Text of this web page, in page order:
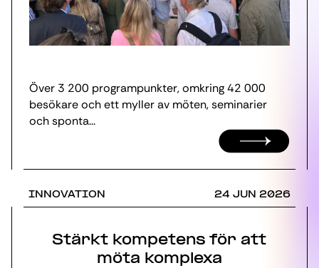
Över 3 200 programpunkter, omkring 42 000
besökare och ett myller av möten, seminarier
och sponta...
INNOVATION 24 JUN 2026
Stärkt kompetens för att
möta komplexa